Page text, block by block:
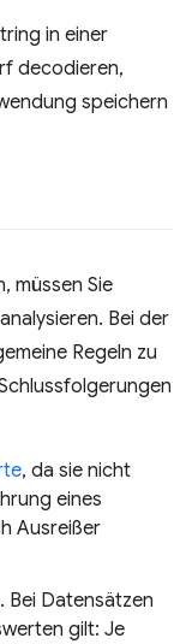
in einer
decodieren,
speichern
müssen Sie
Bei der
Regeln zu
, da sie nicht
eines
Ausreißer
Bei Datensätzen
gilt: Je